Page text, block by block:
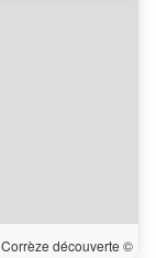
Corrèze découverte ©